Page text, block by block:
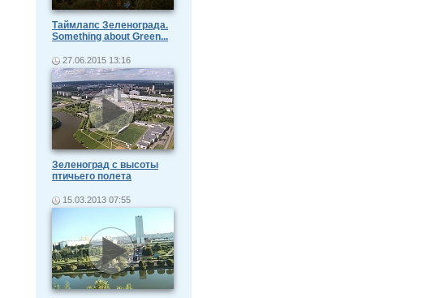
Таймлапс Зеленограда.
Something about Green...
27.06.2015 13:16
Зеленоград с высоты
птичьего полета
15.03.2013 07:55